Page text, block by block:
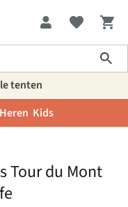
tenten
Heren Kids
Tour du Mont